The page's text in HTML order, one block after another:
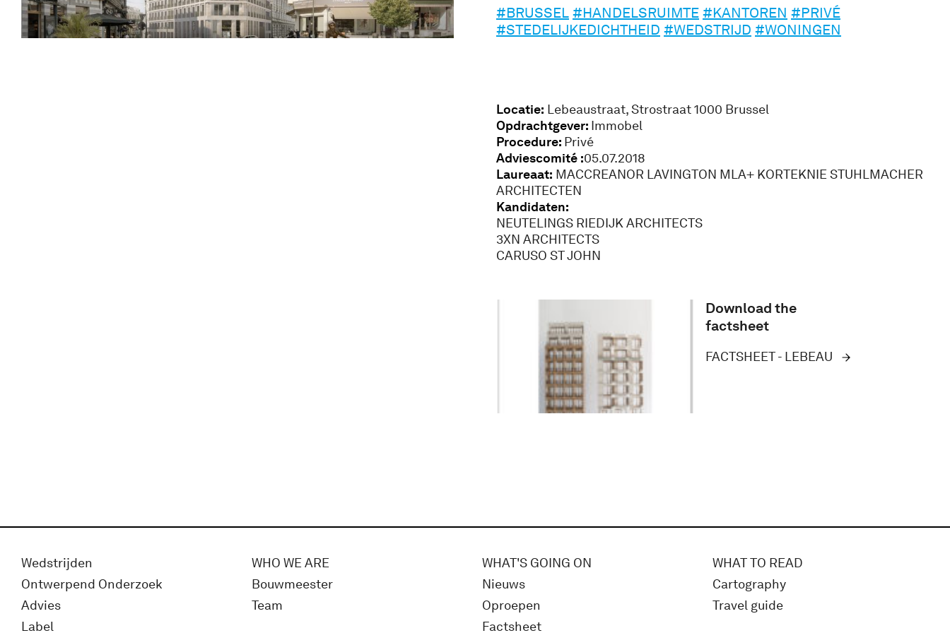
#BRUSSEL #HANDELSRUIMTE #KANTOREN #PRIVÉ
#STEDELIJKEDICHTHEID #WEDSTRIJD #WONINGEN
Locatie: Lebeaustraat, Strostraat 1000 Brussel
Opdrachtgever: Immobel
Procedure: Privé
Adviescomité :05.07.2018
Laureaat: MACCREANOR LAVINGTON MLA+ KORTEKNIE STUHLMACHER
ARCHITECTEN
Kandidaten:
NEUTELINGS RIEDIJK ARCHITECTS
3XN ARCHITECTS
CARUSO ST JOHN
Download the
factsheet
FACTSHEET - LEBEAU
Wedstrijden
Ontwerpend Onderzoek
Advies
Label
WHO WE ARE
Bouwmeester
Team
WHAT'S GOING ON
Nieuws
Oproepen
Factsheet
WHAT TO READ
Cartography
Travel guide